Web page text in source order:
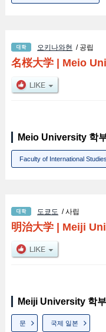
오키나와현 / 공립
名桜大学| Meio
Meio University 학
Faculty of International Studies
도쿄도 / 사립
明治大学| Meiji
Meiji University 학
문 국제 일본